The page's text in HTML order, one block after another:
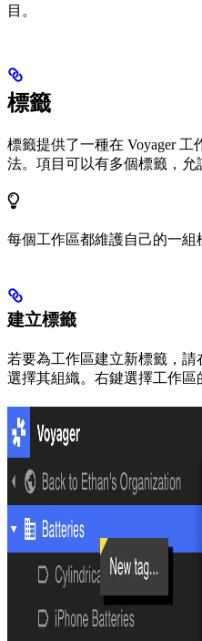
目。
標籤
標籤提供了一種在 Voyager
法。項目可以有多個標籤，允
每個工作區都維護自己的一組
建立標籤
若要為工作區建立新標籤，
選擇其組織。右鍵選擇工作區